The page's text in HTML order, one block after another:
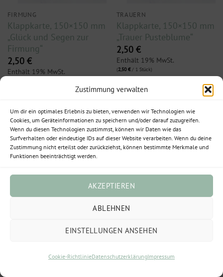
Zustimmung verwalten
Um dir ein optimales Erlebnis zu bieten, verwenden wir Technologien wie
Cookies, um Geräteinformationen zu speichern und/oder darauf zuzugreifen.
Wenn du diesen Technologien zustimmst, können wir Daten wie das
Surfverhalten oder eindeutige IDs auf dieser Website verarbeiten. Wenn du deine
Zustimmung nicht erteilst oder zurückziehst, können bestimmte Merkmale und
Funktionen beeinträchtigt werden.
AKZEPTIEREN
ABLEHNEN
EINSTELLUNGEN ANSEHEN
Cookie-RichtlinieDatenschutzerklärungImpressum
FIRMUNG
Klappkarte, 150×150 mm
„Glück und Segen zur
Firmung“
2,50 €
Enthält 19% MwSt.
TRAUERN
Klappkarte, 150×150 mm
„Trauer Pusteblume“
2,50 €
Enthält 19% MwSt.
(2,50€/ 1 Stück)
zzgl.Versand
Lieferzeit: ca. 2-3 Werktage
Klappkarte, 150×150 mm
Klappkarte, 150×150 mm